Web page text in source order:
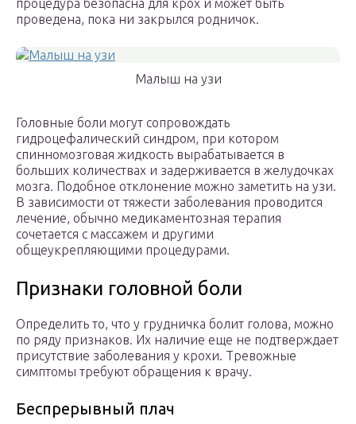
процедура безопасна для крох и может быть
проведена, пока ни закрылся родничок.
Малыш на узи
Головные боли могут сопровождать
гидроцефалический синдром, при котором
спинномозговая жидкость вырабатывается в
больших количествах и задерживается в желудочках
мозга. Подобное отклонение можно заметить на узи.
В зависимости от тяжести заболевания проводится
лечение, обычно медикаментозная терапия
сочетается с массажем и другими
общеукрепляющими процедурами.
Признаки головной боли
Определить то, что у грудничка болит голова, можно
по ряду признаков. Их наличие еще не подтверждает
присутствие заболевания у крохи. Тревожные
симптомы требуют обращения к врачу.
Беспрерывный плач